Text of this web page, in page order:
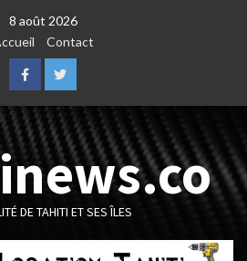
8 août 2026
Contact
FacebookTwitter
DE TAHITI ET SES ÎLES